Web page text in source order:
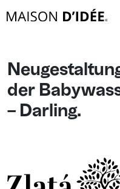
der
– Darling.